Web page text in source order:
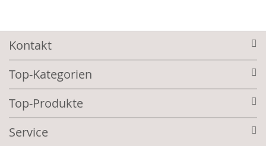
Kontakt
Top-Kategorien
Top-Produkte
Service